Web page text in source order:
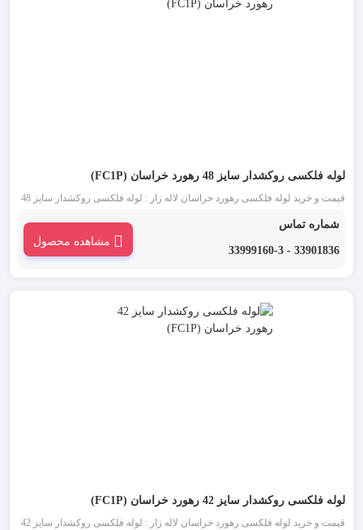
لوله فلکسی روکشدار سایز 48 رهورد خراسان (FC1P)
قیمت و خرید لوله فلکسی رهورد خراسان لاله زار : لوله فلکسی روکشدار سایز 48
فلزی که به آن ها تیپ FC1P نیز گفته می شود، برای محافظت سیم و کابل ها به کار
شماره تماس
33901836 - 33999160-3
مشاهده محصول
لوله فلکسی روکشدار سایز 42 رهورد خراسان (FC1P)
قیمت و خرید لوله فلکسی رهورد خراسان لاله زار : لوله فلکسی روکشدار سایز 42